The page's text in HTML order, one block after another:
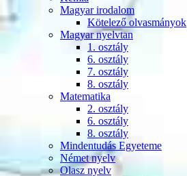
Magyar irodalom
Kötelező olvasmányok
Magyar nyelvtan
1. osztály
6. osztály
7. osztály
8. osztály
Matematika
2. osztály
6. osztály
8. osztály
Mindentudás Egyeteme
Német nyelv
Olasz nyelv